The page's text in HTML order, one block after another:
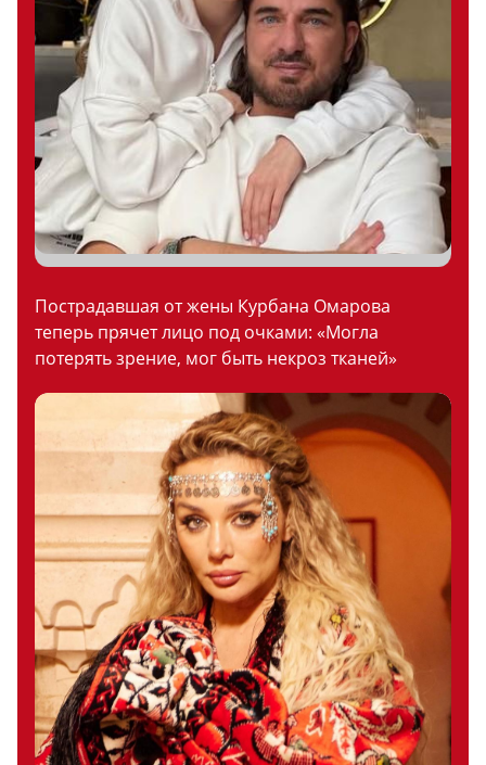
Пострадавшая от жены Курбана Омарова
теперь прячет лицо под очками: «Могла
потерять зрение, мог быть некроз тканей»